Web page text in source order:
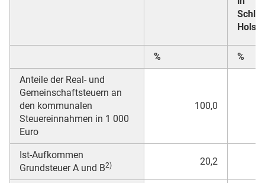
% %
Anteile der Real- und
Gemeinschaftsteuern an
den kommunalen
Steuereinnahmen in 1 000
Euro
100,0
Ist-Aufkommen
Grundsteuer A und B2) 20,2